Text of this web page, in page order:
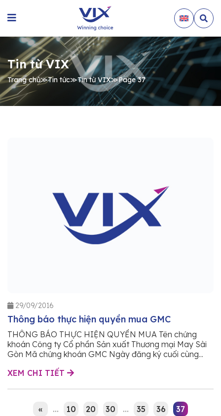
Tin từ VIX
Trang chủ≫Tin tức≫Tin từ VIX≫Page 37
29/09/2016
Thông báo thực hiện quyền mua GMC
THÔNG BÁO THỰC HIỆN QUYỀN MUA Tên chứng
khoán Công ty Cổ phần Sản xuất Thương mại May Sài
Gòn Mã chứng khoán GMC Ngày đăng ký cuối cùng...
XEM CHI TIẾT
« ... 10 20 30 ... 35 36 37